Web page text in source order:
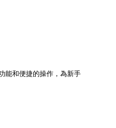
能和便捷的操作，為新手